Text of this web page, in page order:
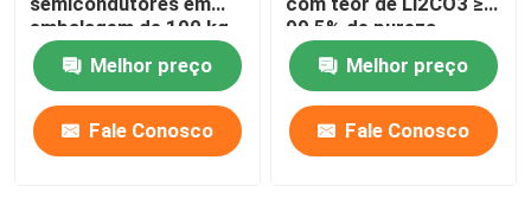
embalagem de 100 kg
Melhor preço
Fale Conosco
99,5% de pureza
Melhor preço
Fale Conosco